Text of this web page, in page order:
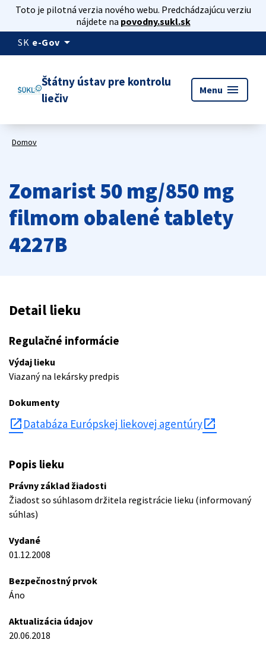
Toto je pilotná verzia nového webu. Predchádzajúcu verziu
nájdete na povodny.sukl.sk
SK e-Gov arrow_drop_down
Štátny ústav pre kontrolu
liečiv
Menu menu
Domov
Zomarist 50 mg/850 mg
filmom obalené tablety
4227B
Detail lieku
Regulačné informácie
Výdaj lieku
Viazaný na lekársky predpis
Dokumenty
open_in_new Databáza Európskej liekovej agentúry
Popis lieku
Právny základ žiadosti
Žiadost so súhlasom držitela registrácie lieku (informovaný
súhlas)
Vydané
01.12.2008
Bezpečnostný prvok
Áno
Aktualizácia údajov
20.06.2018